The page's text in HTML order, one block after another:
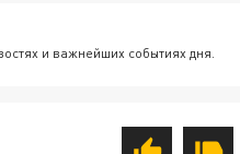
и важнейших событиях дня.